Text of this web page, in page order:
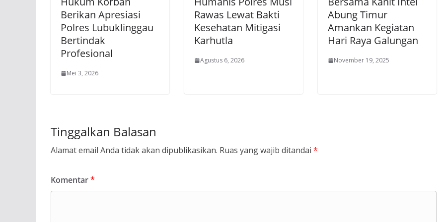
Berikan Apresiasi
Polres Lubuklinggau
Bertindak
Profesional
Mei 3, 2026
Rawas Lewat Bakti
Kesehatan Mitigasi
Karhutla
Agustus 6, 2026
Abung Timur
Amankan Kegiatan
Hari Raya Galungan
November 19, 2025
Tinggalkan Balasan
Alamat email Anda tidak akan dipublikasikan. Ruas yang wajib ditandai *
Komentar*